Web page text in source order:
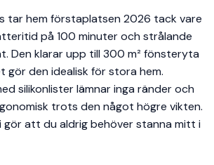
tar hem förstaplatsen 2026 tack vare
på 100 minuter och strålande
Den klarar upp till 300 m² fönsteryta
gör den idealisk för stora hem.
silikonlister lämnar inga ränder och
trots den något högre vikten.
att du aldrig behöver stanna mitt i